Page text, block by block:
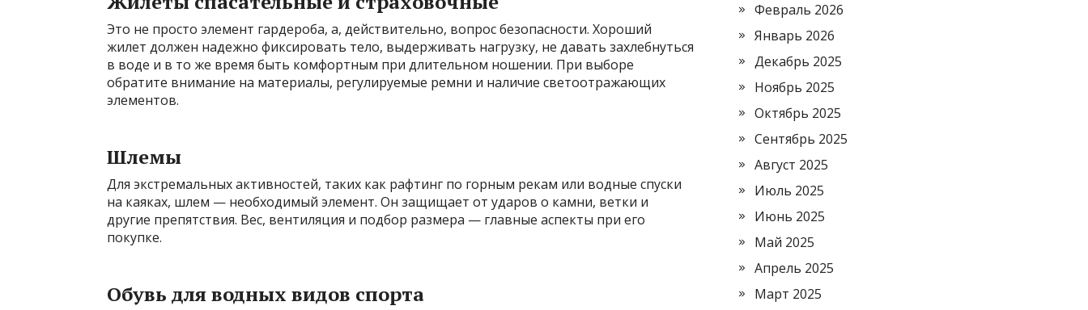
Это не просто элемент гардероба, а, действительно, вопрос безопасности. Хороший
жилет должен надежно фиксировать тело, выдерживать нагрузку, не давать захлебнуться
в воде и в то же время быть комфортным при длительном ношении. При выборе
обратите внимание на материалы, регулируемые ремни и наличие светоотражающих
элементов.
Шлемы
Для экстремальных активностей, таких как рафтинг по горным рекам или водные спуски
на каяках, шлем — необходимый элемент. Он защищает от ударов о камни, ветки и
другие препятствия. Вес, вентиляция и подбор размера — главные аспекты при его
покупке.
Обувь для водных видов спорта
Февраль 2026
Январь 2026
Декабрь 2025
Ноябрь 2025
Октябрь 2025
Сентябрь 2025
Август 2025
Июль 2025
Июнь 2025
Май 2025
Апрель 2025
Март 2025